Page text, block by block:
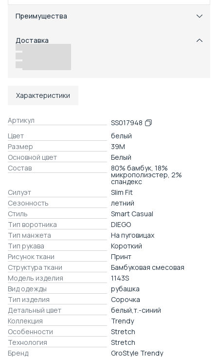
Преимущества
Примерка при получении в пункте выдачи
Возможность отказаться от части товаров
Доставка
Характеристики
Артикул
SS017948
Цвет
белый
Размер
39M
Основной цвет
Белый
Состав
80% бамбук, 18%
микрополиэстер, 2%
спандекс
Силуэт
Slim Fit
Сезонность
летний
Стиль
Smart Casual
Тип воротника
DIEGO
Тип манжета
На пуговицах
Тип рукава
Короткий
Рисунок ткани
Принт
Структура ткани
Бамбуковая смесовая
Модель изделия
1143S
Вид одежды
рубашка
Тип изделия
Сорочка
Детальный цвет
белый,т.-синий
Коллекция
Trendy
Особенности
Stretch
Технология
Stretch
Бренд
GroStyle Trendy